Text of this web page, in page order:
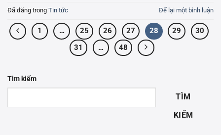
Đã đăng trong Tin tức Để lại một bình luận
1 … 25 26 27 28 29
30
31
… 48
Tìm kiếm
TÌM
KIẾM